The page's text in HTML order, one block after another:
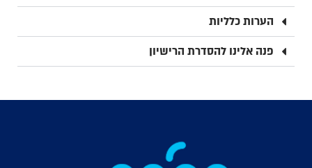
הערות כלליות
פנה אלינו להסדרת הרישיון